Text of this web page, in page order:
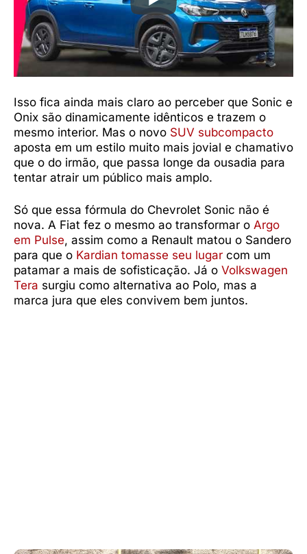
Isso fica ainda mais claro ao perceber que Sonic e
Onix são dinamicamente idênticos e trazem o
mesmo interior. Mas o novo SUV subcompacto
aposta em um estilo muito mais jovial e chamativo
que o do irmão, que passa longe da ousadia para
tentar atrair um público mais amplo.
Só que essa fórmula do Chevrolet Sonic não é
nova. A Fiat fez o mesmo ao transformar o Argo
em Pulse, assim como a Renault matou o Sandero
para que o Kardian tomasse seu lugar com um
patamar a mais de sofisticação. Já o Volkswagen
Tera surgiu como alternativa ao Polo, mas a
marca jura que eles convivem bem juntos.